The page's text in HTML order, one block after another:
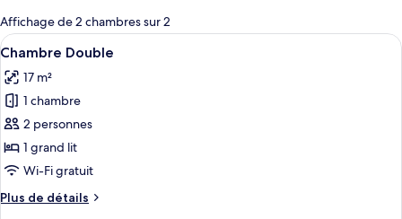
pour
les
chambres
Affichage de 2 chambres sur 2
Afficher
toutes
les
photos
pour
ce
type
chambre :
Une chambre d’hôtel avec un
4
Chambre Double
17 m²
1 chambre
2 personnes
1 grand lit
Wi-Fi gratuit
Plus de détails
Plus